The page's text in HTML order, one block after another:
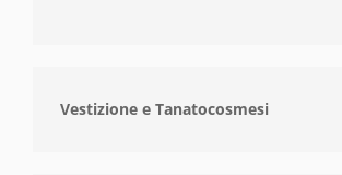
Vestizione e Tanatocosmesi